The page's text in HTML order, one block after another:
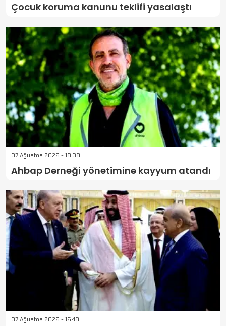
Çocuk koruma kanunu teklifi yasalaştı
07 Ağustos 2026 - 18:08
Ahbap Derneği yönetimine kayyum atandı
07 Ağustos 2026 - 16:48